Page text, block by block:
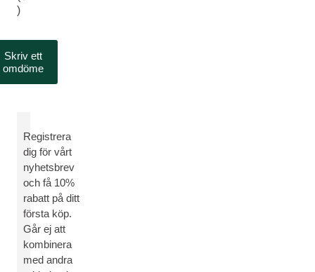
)
Skriv ett
omdöme
Registrera
dig för vårt
nyhetsbrev
och få 10%
rabatt på ditt
första köp.
Går ej att
kombinera
med andra